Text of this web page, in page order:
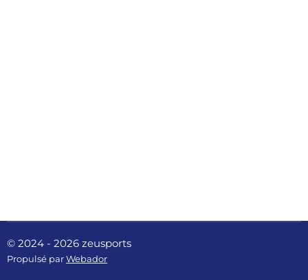
© 2024 - 2026 zeusports
Propulsé par Webador